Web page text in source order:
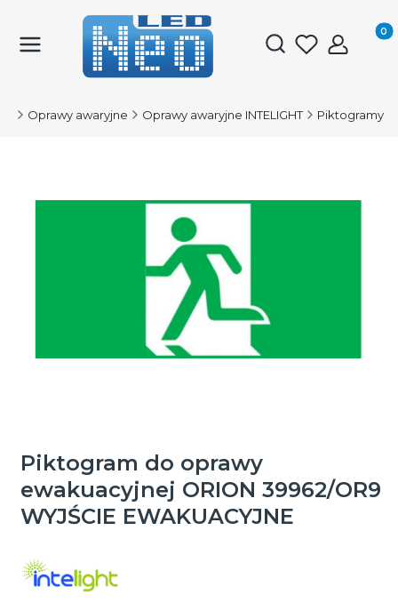
Otwórz
Oprawy awaryjne Oprawy awaryjne INTELIGHT Piktogramy
Piktogram do oprawy
ewakuacyjnej ORION 39962/OR9
WYJŚCIE EWAKUACYJNE